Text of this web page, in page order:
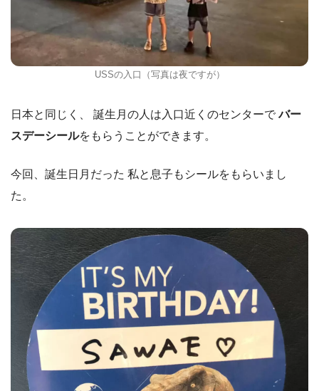
USSの入口（写真は夜ですが）
日本と同じく、 誕生月の人は入口近くのセンターでバー
スデーシールをもらうことができます。
今回、誕生日月だった 私と息子もシールをもらいまし
た。